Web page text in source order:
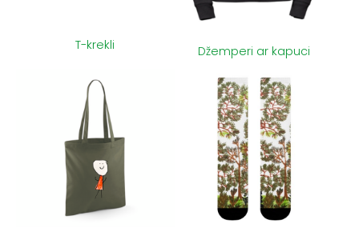
T-krekli Džemperi ar kapuci